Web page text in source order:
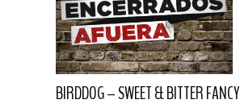
BIRDDOG – SWEET & BITTER FANCY